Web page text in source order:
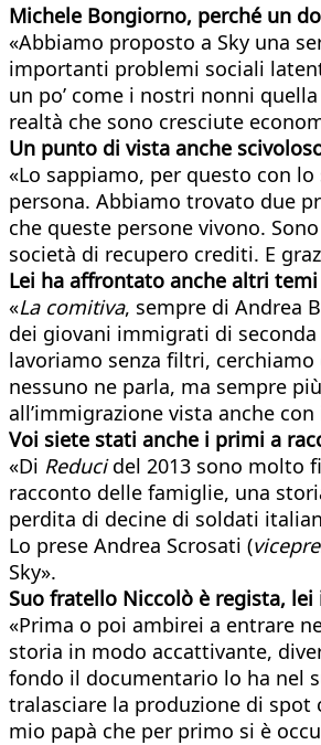
Michele Bongiorno, perché un
«Abbiamo proposto a Sky una
importanti problemi sociali
un po’ come i nostri nonni
realtà che sono cresciute
Un punto di vista anche
«Lo sappiamo, per questo con
persona. Abbiamo trovato due
che queste persone vivono.
società di recupero crediti. E
Lei ha affrontato anche altri
«La comitiva, sempre di Andrea
dei giovani immigrati di
lavoriamo senza filtri,
nessuno ne parla, ma sempre
all’immigrazione vista anche
Voi siete stati anche i primi a
«Di Reducidel 2013 sono molto
racconto delle famiglie, una
perdita di decine di soldati
Lo prese Andrea Scrosati (
Sky».
Suo fratello Niccolò è regista,
«Prima o poi ambirei a entrare
storia in modo accattivante,
fondo il documentario lo ha nel
tralasciare la produzione di spot
mio papà che per primo si è